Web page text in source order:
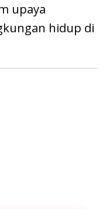
upaya
hidup di